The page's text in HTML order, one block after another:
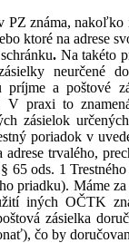
PZ známa,
ktoré na adrese
. Na takéto
neurčené
príjme a poštové
praxi to
zásielok
poriadok v
trvalého,
65 ods. 1
priadku). Máme
iných OČTK
zásielka
čo by